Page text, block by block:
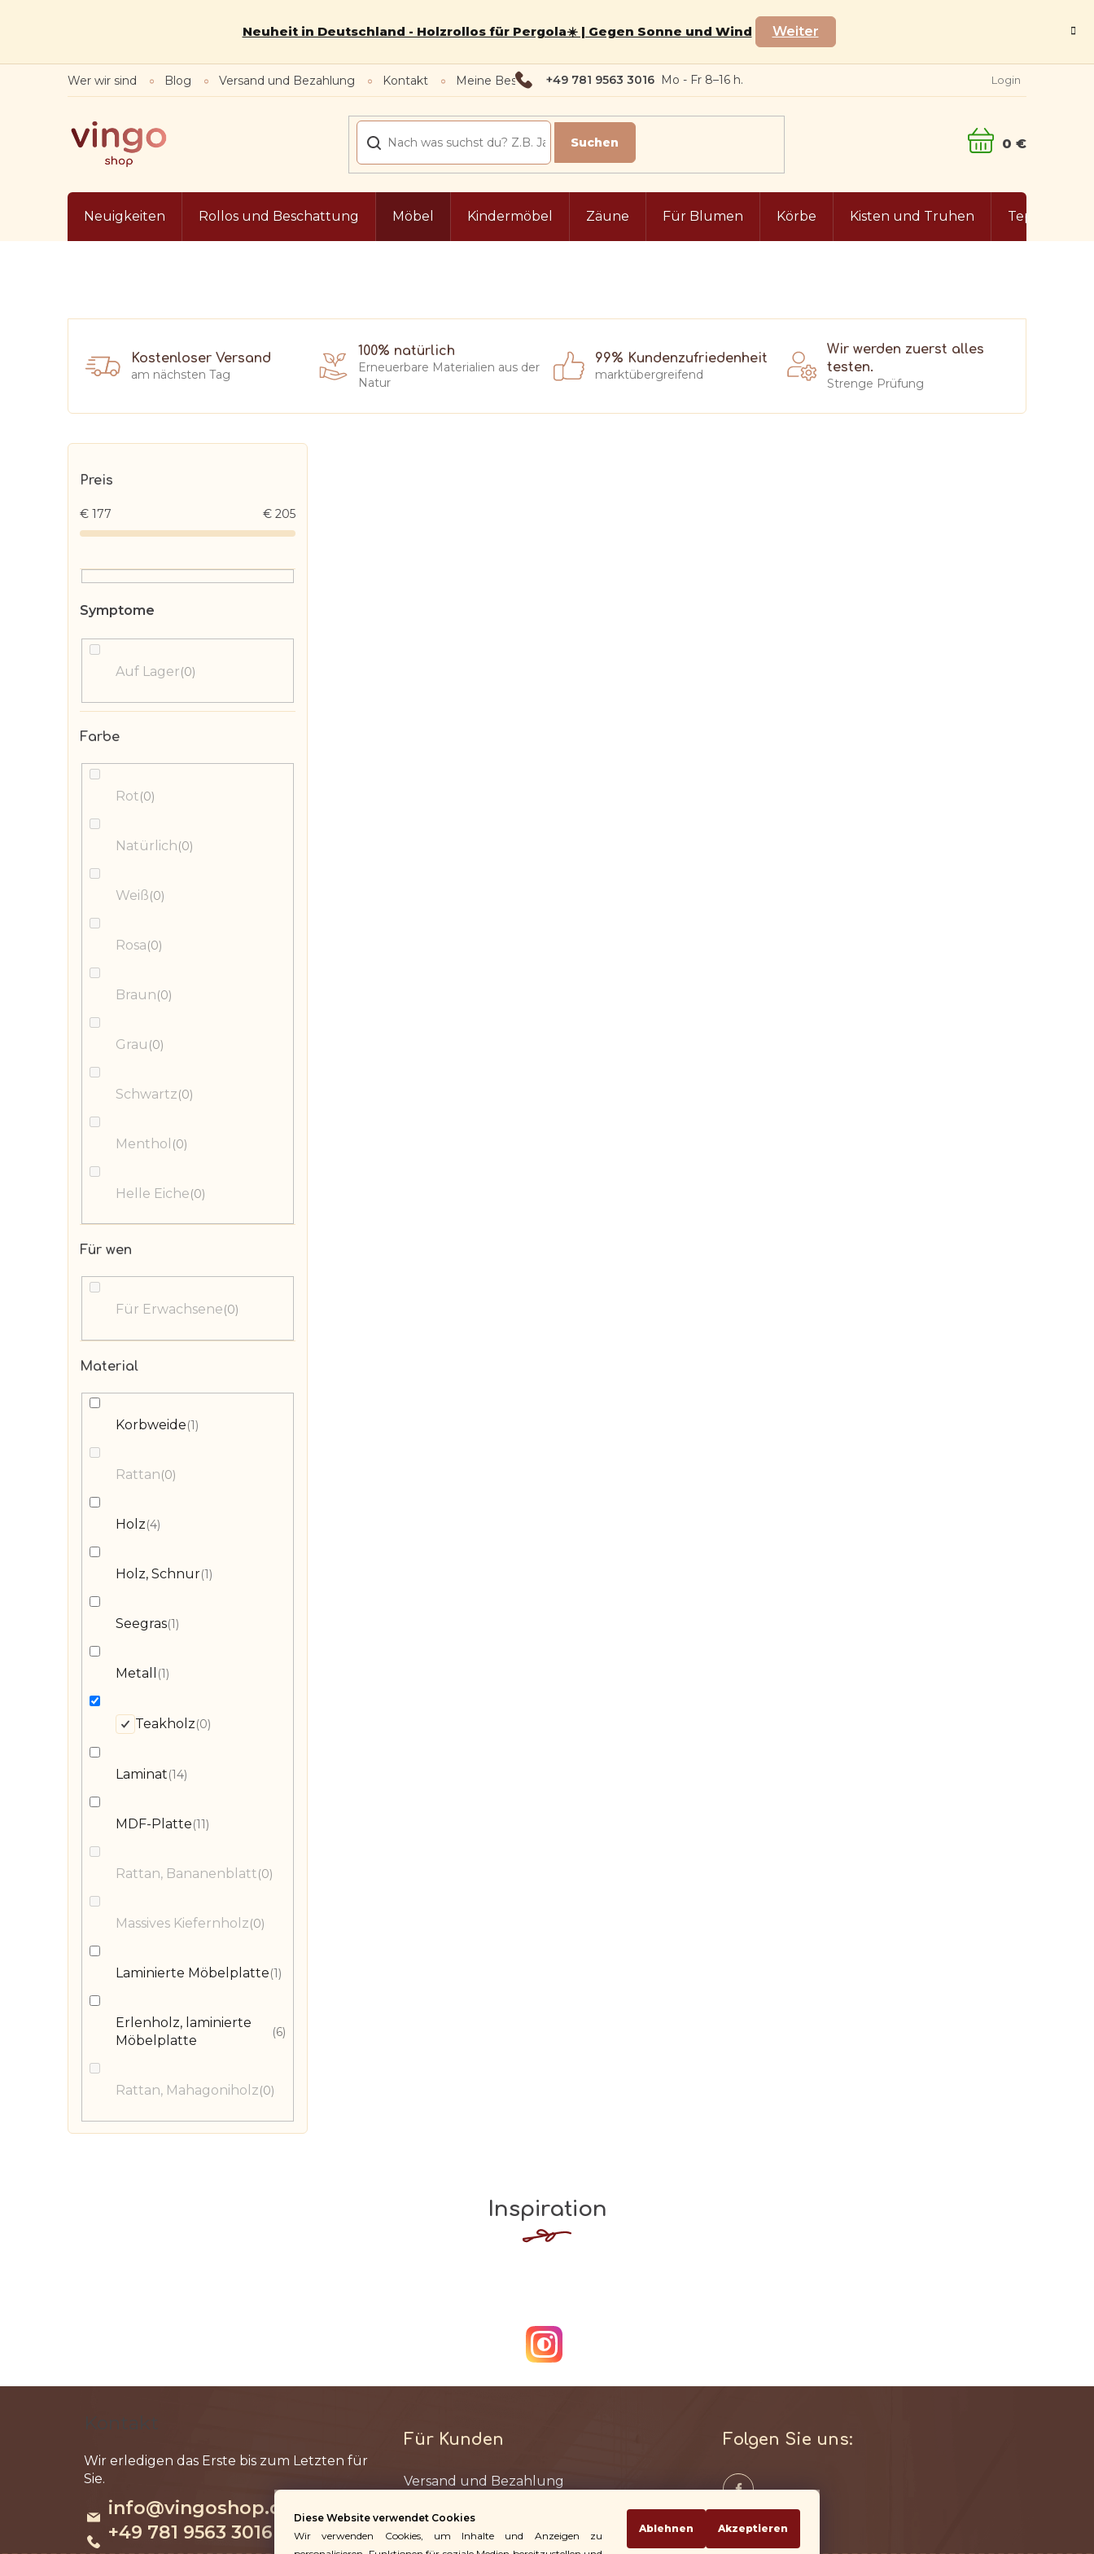
Diese Website verwendet Cookies
Wir verwenden Cookies, um Inhalte und Anzeigen zu
Ablehnen Akzeptieren
Neuheit in Deutschland - Holzrollos für Pergola☀️ | Gegen Sonne und Wind Weiter
+49 781 9563 3016
Wer wir sind Blog Versand und Bezahlung Kontakt Meine Bestellung Login
WARENKORB
Neuigkeiten Rollos und Beschattung Möbel Kindermöbel Zäune Für Blumen Körbe Kisten und Truhen Teppiche
Kostenloser Versand
am nächsten Tag
100% natürlich
Erneuerbare Materialien aus der
Natur
99% Kundenzufriedenheit
marktübergreifend
Wir werden zuerst alles
testen.
Strenge Prüfung
S
n
Preis
€ 177 € 205
Auf Lager 0
Farbe
Rot 0
Natürlich 0
Weiß 0
Rosa 0
Braun 0
Grau 0
Schwartz 0
Menthol 0
Helle Eiche 0
Für wen
Für Erwachsene 0
Material
Korbweide 1
Rattan 0
Holz 4
Holz, Schnur 1
Seegras 1
Metall 1
Teakholz 0
Laminat 14
MDF-Platte 11
Rattan, Bananenblatt 0
Massives Kiefernholz 0
Laminierte Möbelplatte 1
Erlenholz, laminierte
Möbelplatte
6
Rattan, Mahagoniholz 0
Inspiration
info@vingoshop.de
+49 781 9563 3016
Für Kunden
Versand und Bezahlung
Folgen Sie uns: